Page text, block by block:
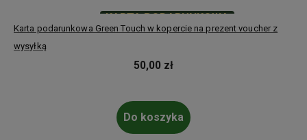
KARTA PODARUNKOWA
Karta podarunkowa Green Touch w kopercie na prezent voucher z
wysyłką
50,00 zł
Do koszyka